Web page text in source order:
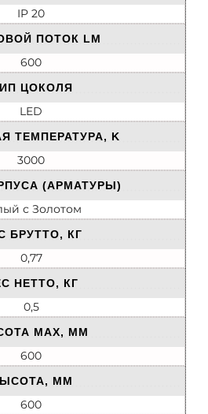
IP 20
ПОТОК LM
600
ЦОКОЛЯ
LED
ТЕМПЕРАТУРА, K
3000
(АРМАТУРЫ)
с Золотом
БРУТТО, КГ
0,77
НЕТТО, КГ
0,5
MAX, ММ
600
ММ
600